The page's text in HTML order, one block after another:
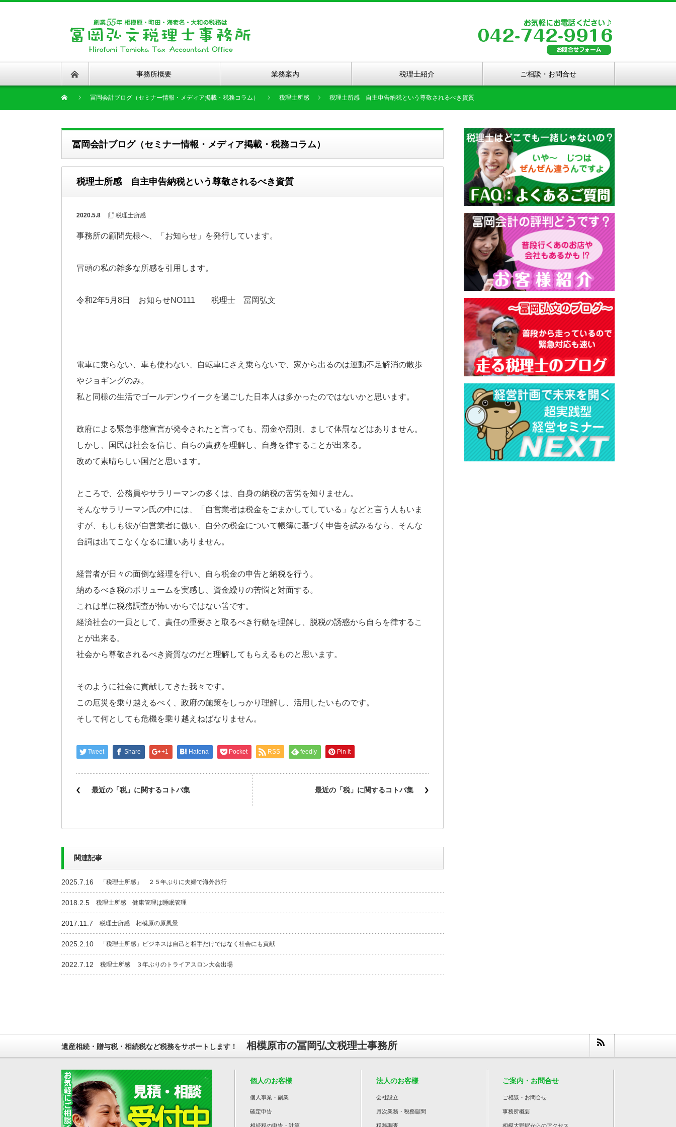
事務所概要 業務案内 税理士紹介 ご相談・お問合せ
冨岡会計ブログ（セミナー情報・メディア掲載・税務コラム） 税理士所感 税理士所感 自主申告納税という尊敬されるべき資質
冨岡会計ブログ（セミナー情報・メディア掲載・税務コラム）
税理士所感 自主申告納税という尊敬されるべき資質
2020.5.8 税理士所感
事務所の顧問先様へ、「お知らせ」を発行しています。
冒頭の私の雑多な所感を引用します。
令和2年5月8日 お知らせNO111 税理士 冨岡弘文
電車に乗らない、車も使わない、自転車にさえ乗らないで、家から出るのは運動不足解消の散歩
やジョギングのみ。
私と同様の生活でゴールデンウイークを過ごした日本人は多かったのではないかと思います。
政府による緊急事態宣言が発令されたと言っても、罰金や罰則、まして体罰などはありません。
しかし、国民は社会を信じ、自らの責務を理解し、自身を律することが出来る。
改めて素晴らしい国だと思います。
ところで、公務員やサラリーマンの多くは、自身の納税の苦労を知りません。
そんなサラリーマン氏の中には、「自営業者は税金をごまかしてしている」などと言う人もいま
すが、もしも彼が自営業者に倣い、自分の税金について帳簿に基づく申告を試みるなら、そんな
台詞は出てこなくなるに違いありません。
経営者が日々の面倒な経理を行い、自ら税金の申告と納税を行う。
納めるべき税のボリュームを実感し、資金繰りの苦悩と対面する。
これは単に税務調査が怖いからではない筈です。
経済社会の一員として、責任の重要さと取るべき行動を理解し、脱税の誘惑から自らを律するこ
とが出来る。
社会から尊敬されるべき資質なのだと理解してもらえるものと思います。
そのように社会に貢献してきた我々です。
この厄災を乗り越えるべく、政府の施策をしっかり理解し、活用したいものです。
そして何としても危機を乗り越えねばなりません。
Tweet Share +1 Hatena Pocket RSS feedly Pin it
最近の「税」に関するコトバ集 最近の「税」に関するコトバ集
関連記事
2025.7.16 「税理士所感」 ２５年ぶりに夫婦で海外旅行
2018.2.5 税理士所感 健康管理は睡眠管理
2017.11.7 税理士所感 相模原の原風景
2025.2.10 「税理士所感」ビジネスは自己と相手だけではなく社会にも貢献
2022.7.12 税理士所感 ３年ぶりのトライアスロン大会出場
遺産相続・贈与税・相続税など税務をサポートします！ 相模原市の冨岡弘文税理士事務所
個人のお客様
個人事業・副業
確定申告
相続税の申告・計算
法人のお客様
会社設立
月次業務・税務顧問
税務調査
ご案内・お問合せ
ご相談・お問合せ
事務所概要
相模大野駅からのアクセス